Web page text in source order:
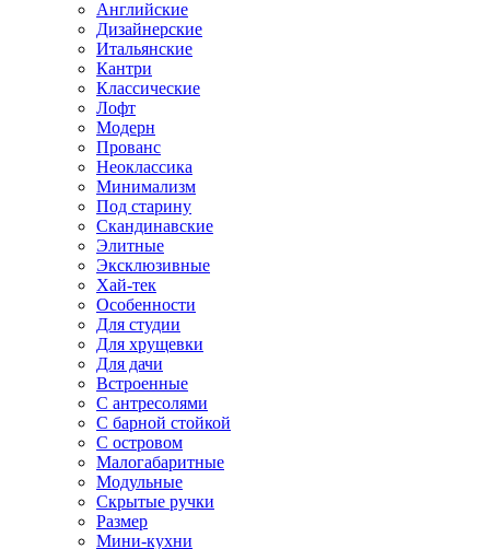
Английские
Дизайнерские
Итальянские
Кантри
Классические
Лофт
Модерн
Прованс
Неоклассика
Минимализм
Под старину
Скандинавские
Элитные
Эксклюзивные
Хай-тек
Особенности
Для студии
Для хрущевки
Для дачи
Встроенные
С антресолями
С барной стойкой
С островом
Малогабаритные
Модульные
Скрытые ручки
Размер
Мини-кухни